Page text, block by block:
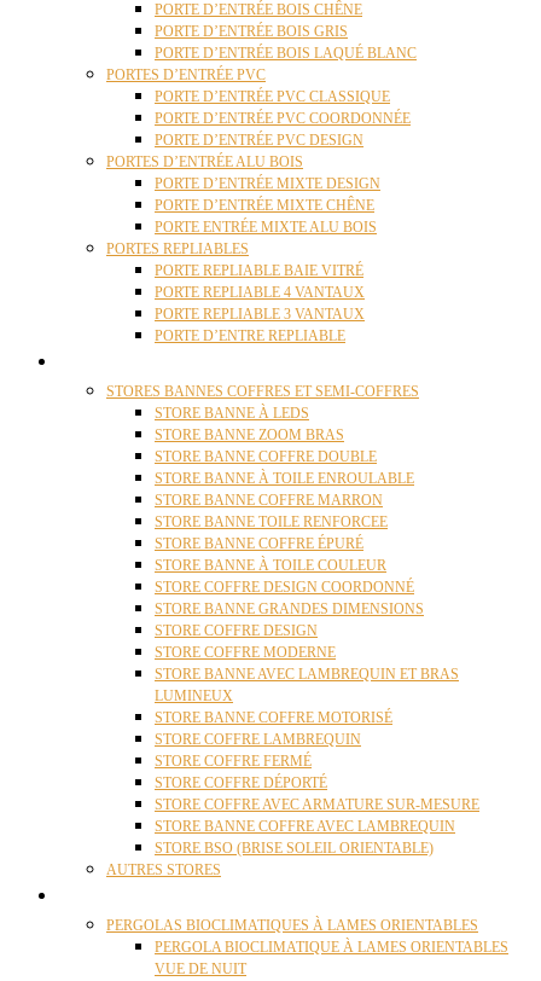
PORTE D’ENTRÉE BOIS CHÊNE
PORTE D’ENTRÉE BOIS GRIS
PORTE D’ENTRÉE BOIS LAQUÉ BLANC
PORTES D’ENTRÉE PVC
PORTE D’ENTRÉE PVC CLASSIQUE
PORTE D’ENTRÉE PVC COORDONNÉE
PORTE D’ENTRÉE PVC DESIGN
PORTES D’ENTRÉE ALU BOIS
PORTE D’ENTRÉE MIXTE DESIGN
PORTE D’ENTRÉE MIXTE CHÊNE
PORTE ENTRÉE MIXTE ALU BOIS
PORTES REPLIABLES
PORTE REPLIABLE BAIE VITRÉ
PORTE REPLIABLE 4 VANTAUX
PORTE REPLIABLE 3 VANTAUX
PORTE D’ENTRE REPLIABLE
STORES BANNES COFFRES ET SEMI-COFFRES
STORE BANNE À LEDS
STORE BANNE ZOOM BRAS
STORE BANNE COFFRE DOUBLE
STORE BANNE À TOILE ENROULABLE
STORE BANNE COFFRE MARRON
STORE BANNE TOILE RENFORCEE
STORE BANNE COFFRE ÉPURÉ
STORE BANNE À TOILE COULEUR
STORE COFFRE DESIGN COORDONNÉ
STORE BANNE GRANDES DIMENSIONS
STORE COFFRE DESIGN
STORE COFFRE MODERNE
STORE BANNE AVEC LAMBREQUIN ET BRAS
LUMINEUX
STORE BANNE COFFRE MOTORISÉ
STORE COFFRE LAMBREQUIN
STORE COFFRE FERMÉ
STORE COFFRE DÉPORTÉ
STORE COFFRE AVEC ARMATURE SUR-MESURE
STORE BANNE COFFRE AVEC LAMBREQUIN
STORE BSO (BRISE SOLEIL ORIENTABLE)
AUTRES STORES
PERGOLAS BIOCLIMATIQUES À LAMES ORIENTABLES
PERGOLA BIOCLIMATIQUE À LAMES ORIENTABLES
VUE DE NUIT